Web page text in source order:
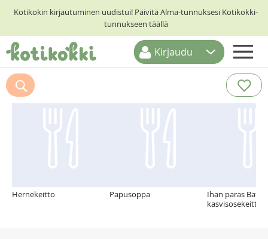
Kotikokin kirjautuminen uudistui! Päivitä Alma-tunnuksesi Kotikokki-
tunnukseen täällä
ETUSIVU
RESEPTIHAKU
Kirjaudu
Suosittelemme myös
Hernekeitto Papusoppa
Ihan paras
kasvisosekeitto